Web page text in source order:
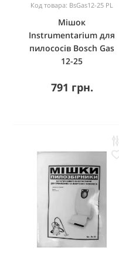
Код товара: BsGas12-25 PL
Мішок
Instrumentarium для
пилососів Bosch Gas
12-25
791 грн.